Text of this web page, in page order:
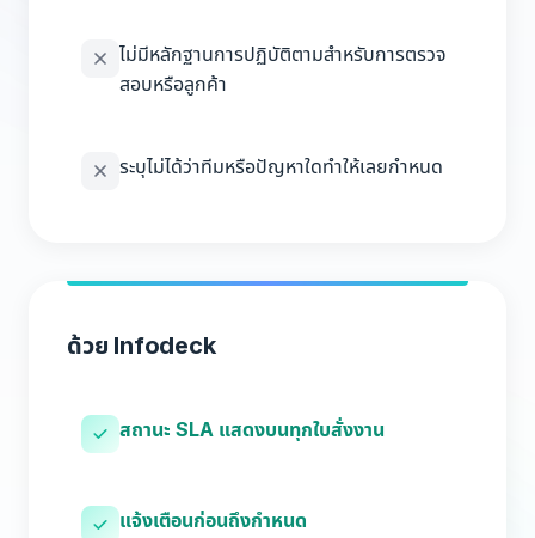
ไม่มีหลักฐานการปฏิบัติตามสำหรับการตรวจ
สอบหรือลูกค้า
ระบุไม่ได้ว่าทีมหรือปัญหาใดทำให้เลยกำหนด
ด้วย Infodeck
สถานะ SLA แสดงบนทุกใบสั่งงาน
แจ้งเตือนก่อนถึงกำหนด